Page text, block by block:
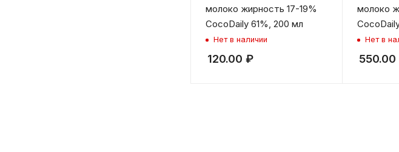
молоко жирность 17-19%
CocoDaily 61%, 200 мл
Нет в наличии
120.00 ₽
молоко
Нет в
550.00